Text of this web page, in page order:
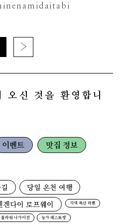
›
오신 것을 환영합니
이벤트 맛집 정보
당일 온천 여행
겐다이 로프웨이 지역 특산 라멘
플라워 나가이선 농가 레스토랑